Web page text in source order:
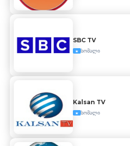
SBC TV
სომალი
Kalsan TV
სომალი